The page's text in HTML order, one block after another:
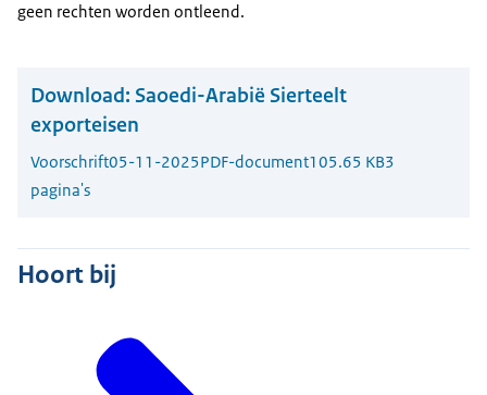
geen rechten worden ontleend.
Download: Saoedi-Arabië Sierteelt
exporteisen
Voorschrift05-11-2025PDF-document105.65 KB3
pagina's
Hoort bij